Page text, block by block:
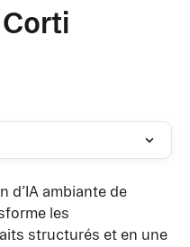
d’IA ambiante de
les
structurés et en une